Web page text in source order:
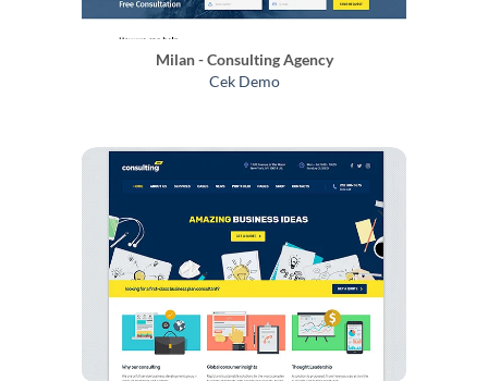
Milan - Consulting Agency
Cek Demo